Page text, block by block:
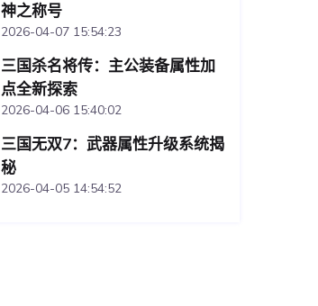
神之称号
2026-04-07 15:54:23
三国杀名将传：主公装备属性加
点全新探索
2026-04-06 15:40:02
三国无双7：武器属性升级系统揭
秘
2026-04-05 14:54:52